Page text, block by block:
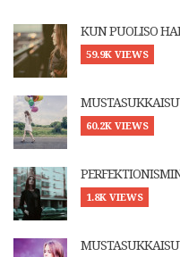
KUN PUOLISO
59.9K VIEWS
60.2K VIEWS
1.8K VIEWS